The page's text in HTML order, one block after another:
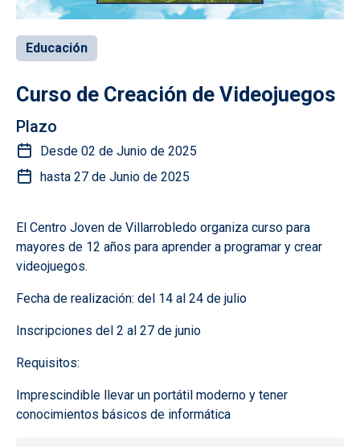
Educación
Curso de Creación de Videojuegos
Plazo
Desde 02 de Junio de 2025
hasta 27 de Junio de 2025
El Centro Joven de Villarrobledo organiza curso para
mayores de 12 años para aprender a programar y crear
videojuegos.
Fecha de realización: del 14 al 24 de julio
Inscripciones del 2 al 27 de junio
Requisitos:
Imprescindible llevar un portátil moderno y tener
conocimientos básicos de informática